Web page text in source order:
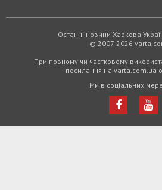
Останні новини Харкова
© 2007-2026
При повному чи частковому
посилання на varta.com.ua
Ми в соціальних